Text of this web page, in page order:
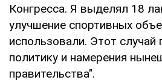
Конгресса. Я выделял 18
улучшение спортивных
использовали. Этот случай
политику и намерения
правительства".